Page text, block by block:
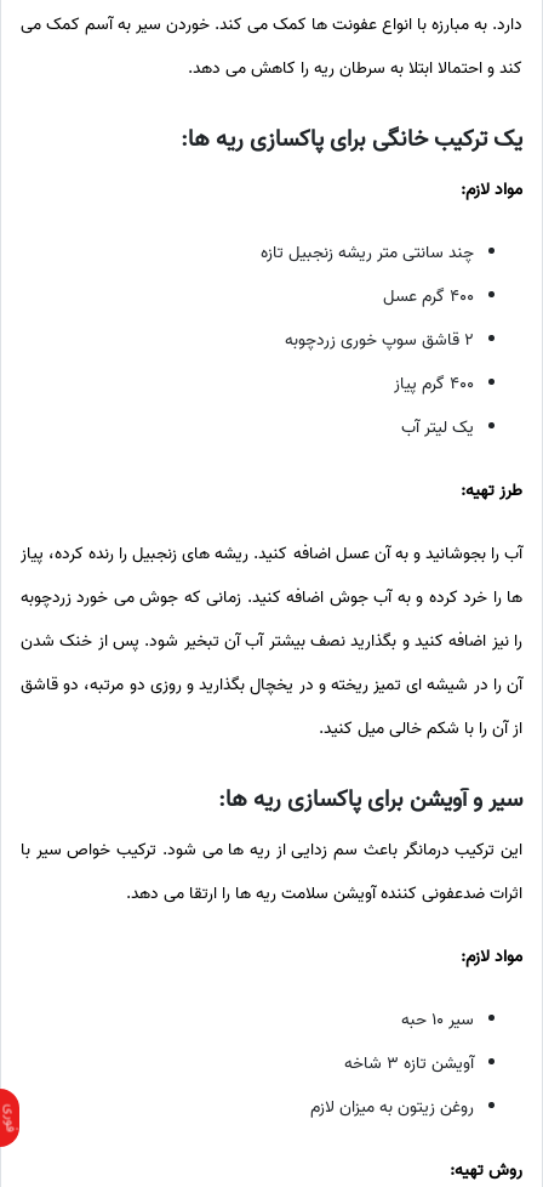
دارد. به مبارزه با انواع عفونت ها کمک می کند. خوردن سیر به آسم کمک می
کند و احتمالا ابتلا به سرطان ریه را کاهش می دهد.
یک ترکیب خانگی برای پاکسازی ریه ها:
مواد لازم:
چند سانتی متر ریشه زنجبیل تازه
۴۰۰ گرم عسل
۲ قاشق سوپ خوری زردچوبه
۴۰۰ گرم پیاز
یک لیتر آب
طرز تهیه:
آب را بجوشانید و به آن عسل اضافه کنید. ریشه های زنجبیل را رنده کرده، پیاز
ها را خرد کرده و به آب جوش اضافه کنید. زمانی که جوش می خورد زردچوبه
را نیز اضافه کنید و بگذارید نصف بیشتر آب آن تبخیر شود. پس از خنک شدن
آن را در شیشه ای تمیز ریخته و در یخچال بگذارید و روزی دو مرتبه، دو قاشق
از آن را با شکم خالی میل کنید.
سیر و آویشن برای پاکسازی ریه ها:
این ترکیب درمانگر باعث سم زدایی از ریه ها می شود. ترکیب خواص سیر با
اثرات ضدعفونی کننده آویشن سلامت ریه ها را ارتقا می دهد.
مواد لازم:
سیر ۱۰ حبه
آویشن تازه ۳ شاخه
روغن زیتون به میزان لازم
روش تهیه: